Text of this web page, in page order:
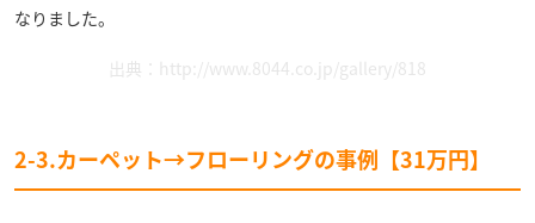
なりました。
出典：http://www.8044.co.jp/gallery/818
2-3.カーペット→フローリングの事例【31万円】